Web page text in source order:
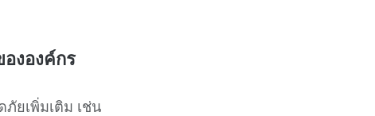
งองค์กร
ยเพิ่มเติม เช่น